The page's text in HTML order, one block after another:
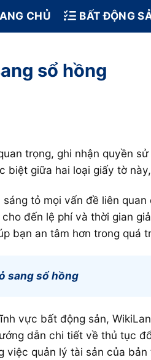
CHỦ BẤT ĐỘNG
sổ hồng
trọng, ghi nhận quyền
biệt giữa hai loại giấy tờ
tỏ mọi vấn đề liên
đến lệ phí và thời gian
bạn an tâm hơn trong quá
sang sổ hồng
vực bất động sản,
dẫn chi tiết về thủ tục
việc quản lý tài sản của